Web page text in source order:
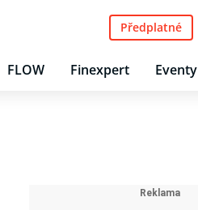
FLOW Finexpert Eventy
Předplatné